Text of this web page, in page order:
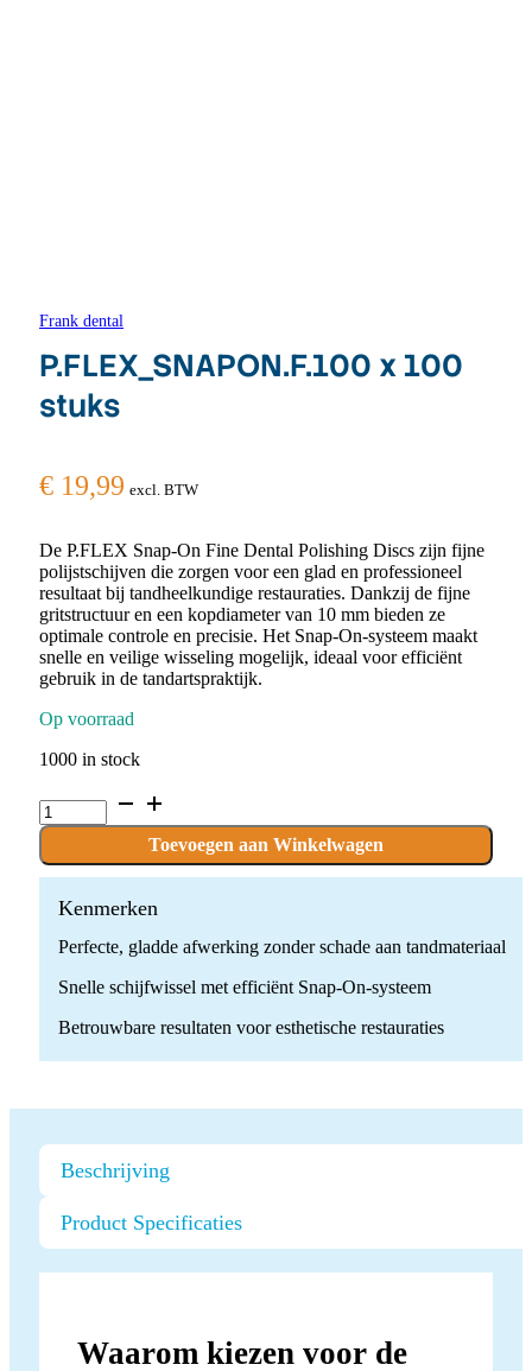
Frank dental
P.FLEX_SNAPON.F.100 x 100
stuks
€ 19,99 excl. BTW
De P.FLEX Snap-On Fine Dental Polishing Discs zijn fijne
polijstschijven die zorgen voor een glad en professioneel
resultaat bij tandheelkundige restauraties. Dankzij de fijne
gritstructuur en een kopdiameter van 10 mm bieden ze
optimale controle en precisie. Het Snap-On-systeem maakt
snelle en veilige wisseling mogelijk, ideaal voor efficiënt
gebruik in de tandartspraktijk.
Op voorraad
1000 in stock
P.FLEX_SNAPON.F.100
x
stuks
quantity
Toevoegen aan Winkelwagen
Kenmerken
Perfecte, gladde afwerking zonder schade aan tandmateriaal
Snelle schijfwissel met efficiënt Snap-On-systeem
Betrouwbare resultaten voor esthetische restauraties
Beschrijving
Product Specificaties
Waarom kiezen voor de